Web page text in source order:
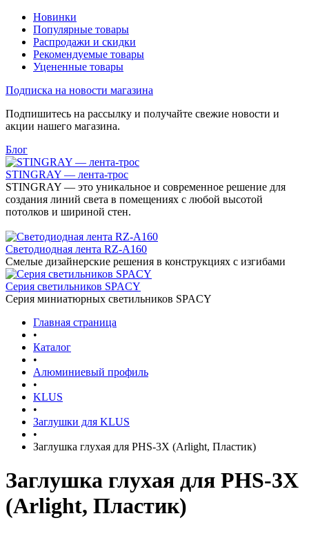
Новинки
Популярные товары
Распродажи и скидки
Рекомендуемые товары
Уцененные товары
Подписка на новости магазина
Подпишитесь на рассылку и получайте свежие новости и
акции нашего магазина.
Блог
STINGRAY — лента-трос
STINGRAY — это уникальное и современное решение для
создания линий света в помещениях с любой высотой
потолков и шириной стен.
Светодиодная лента RZ-A160
Смелые дизайнерские решения в конструкциях с изгибами
Серия светильников SPACY
Серия миниатюрных светильников SPACY
Главная страница
•
Каталог
•
Алюминиевый профиль
•
KLUS
•
Заглушки для KLUS
•
Заглушка глухая для PHS-3X (Arlight, Пластик)
Заглушка глухая для PHS-3X
(Arlight, Пластик)